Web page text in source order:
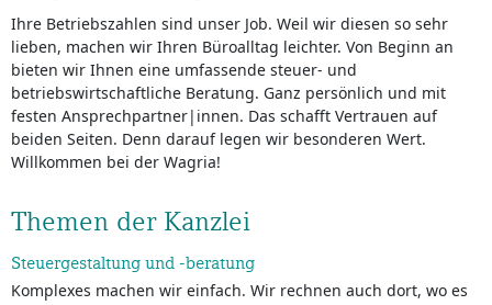
Ihre Betriebszahlen sind unser Job. Weil wir diesen so sehr
lieben, machen wir Ihren Büroalltag leichter. Von Beginn an
bieten wir Ihnen eine umfassende steuer- und
betriebswirtschaftliche Beratung. Ganz persönlich und mit
festen Ansprechpartner|innen. Das schafft Vertrauen auf
beiden Seiten. Denn darauf legen wir besonderen Wert.
Willkommen bei der Wagria!
Themen der Kanzlei
Steuergestaltung und -beratung
Komplexes machen wir einfach. Wir rechnen auch dort, wo es